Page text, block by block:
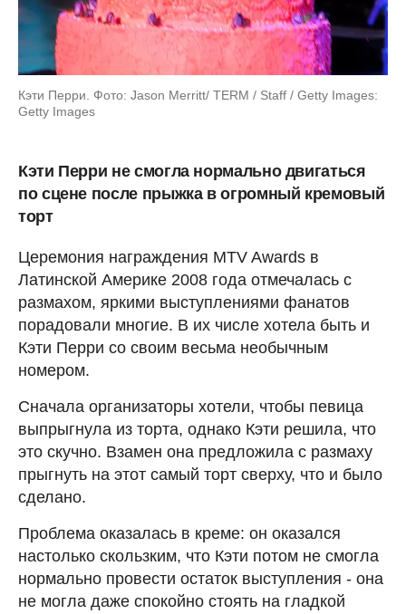
Кэти Перри. Фото: Jason Merritt/ TERM / Staff / Getty Images:
Getty Images
Кэти Перри не смогла нормально двигаться
по сцене после прыжка в огромный кремовый
торт
Церемония награждения MTV Awards в
Латинской Америке 2008 года отмечалась с
размахом, яркими выступлениями фанатов
порадовали многие. В их числе хотела быть и
Кэти Перри со своим весьма необычным
номером.
Сначала организаторы хотели, чтобы певица
выпрыгнула из торта, однако Кэти решила, что
это скучно. Взамен она предложила с размаху
прыгнуть на этот самый торт сверху, что и было
сделано.
Проблема оказалась в креме: он оказался
настолько скользким, что Кэти потом не смогла
нормально провести остаток выступления - она
не могла даже спокойно стоять на гладкой